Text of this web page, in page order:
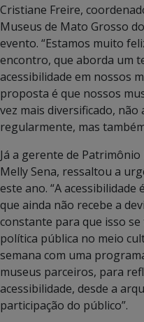
Cristiane Freire,
Museus de Mato Grosso
evento. “Estamos muito
encontro, que aborda um
acessibilidade em nossos
proposta é que nossos
vez mais diversificado,
regularmente, mas
Já a gerente de
Melly Sena, ressaltou a
este ano. “A
que ainda não recebe a
constante para que isso
política pública no meio
semana com uma
museus parceiros, para
acessibilidade, desde a
participação do público”.